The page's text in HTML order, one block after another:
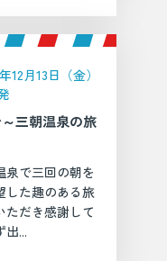
12月13日（金）
三朝温泉の旅
泉で三回の朝を
した趣のある旅
ただき感謝して
出...